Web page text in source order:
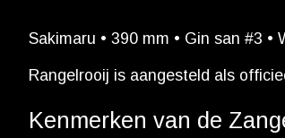
Sakimaru • 390 mm • Gin san #3
Rangelrooij is aangesteld als
Kenmerken van de